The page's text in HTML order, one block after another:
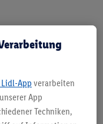
App verarbeiten
App
Techniken,